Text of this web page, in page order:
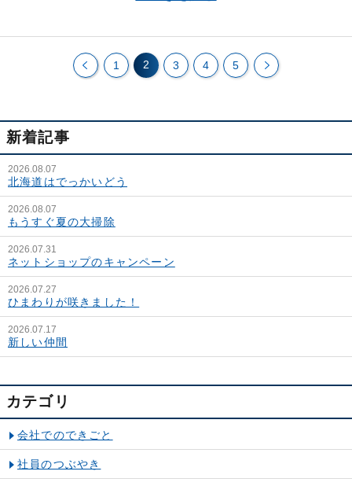
1 2 3 4 5
新着記事
2026.08.07
北海道はでっかいどう
2026.08.07
もうすぐ夏の大掃除
2026.07.31
ネットショップのキャンペーン
2026.07.27
ひまわりが咲きました！
2026.07.17
新しい仲間
カテゴリ
会社でのできごと
社員のつぶやき